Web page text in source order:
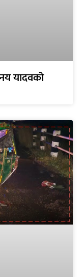
यादवको